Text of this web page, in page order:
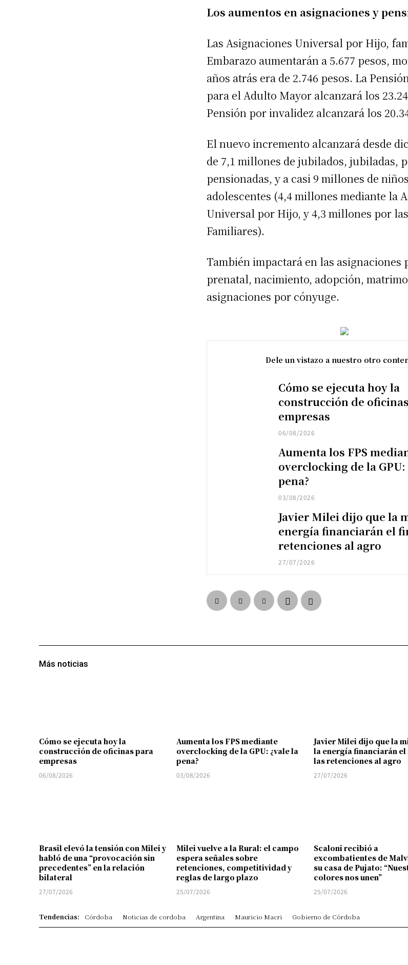
Los aumentos en asignaciones y
Las Asignaciones Universal por Hijo,
Embarazo aumentarán a 5.677 pesos,
años atrás era de 2.746 pesos. La
para el Adulto Mayor alcanzará los
Pensión por invalidez alcanzará los
El nuevo incremento alcanzará desde
de 7,1 millones de jubilados, jubiladas,
pensionadas, y a casi 9 millones de
adolescentes (4,4 millones mediante la
Universal por Hijo, y 4,3 millones por
Familiares).
También impactará en las asignaciones
prenatal, nacimiento, adopción,
asignaciones por cónyuge.
Dele un vistazo a nuestro otro
Cómo se ejecuta hoy la
construcción de
empresas
06/08/2026
Aumenta los FPS
overclocking de la GPU:
pena?
03/08/2026
Javier Milei dijo que la
energía financiarán el
retenciones al agro
27/07/2026
Más noticias
Cómo se ejecuta hoy la
construcción de oficinas para
empresas
06/08/2026
Aumenta los FPS mediante
overclocking de la GPU: ¿vale la
pena?
03/08/2026
Javier Milei dijo que la
la energía financiarán el
las retenciones al agro
27/07/2026
Brasil elevó la tensión con Milei y
habló de una “provocación sin
precedentes” en la relación
bilateral
27/07/2026
Milei vuelve a la Rural: el campo
espera señales sobre
retenciones, competitividad y
reglas de largo plazo
25/07/2026
Scaloni recibió a
excombatientes de
su casa de Pujato:
colores nos unen”
25/07/2026
Tendencias: Córdoba Noticias de cordoba Argentina Mauricio Macri Gobierno de Córdoba